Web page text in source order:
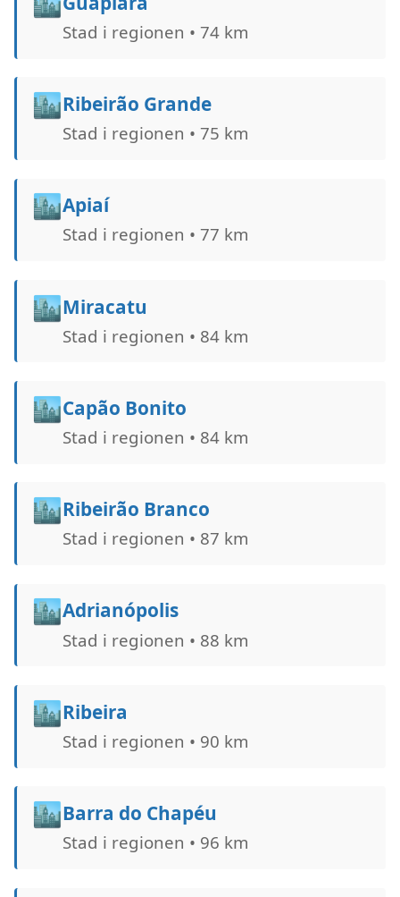
Stad i regionen • 74 km
🏙️Ribeirão Grande
Stad i regionen • 75 km
🏙️Apiaí
Stad i regionen • 77 km
🏙️Miracatu
Stad i regionen • 84 km
🏙️Capão Bonito
Stad i regionen • 84 km
🏙️Ribeirão Branco
Stad i regionen • 87 km
🏙️Adrianópolis
Stad i regionen • 88 km
🏙️Ribeira
Stad i regionen • 90 km
🏙️Barra do Chapéu
Stad i regionen • 96 km